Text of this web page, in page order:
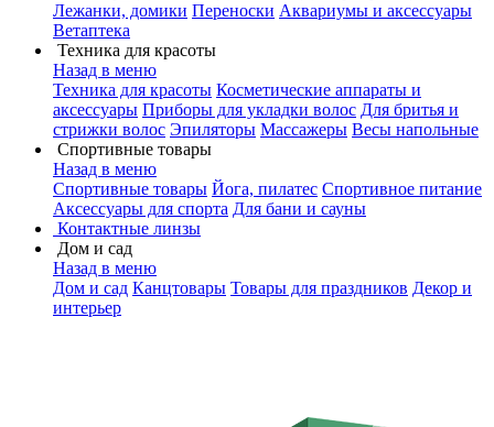
Лежанки, домики Переноски Аквариумы и аксессуары
Ветаптека
Техника для красоты
Назад в меню
Техника для красоты Косметические аппараты и
аксессуары Приборы для укладки волос Для бритья и
стрижки волос Эпиляторы Массажеры Весы напольные
Спортивные товары
Назад в меню
Спортивные товары Йога, пилатес Спортивное питание
Аксессуары для спорта Для бани и сауны
Контактные линзы
Дом и сад
Назад в меню
Дом и сад Канцтовары Товары для праздников Декор и
интерьер